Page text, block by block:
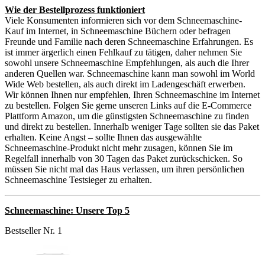
Wie der Bestellprozess funktioniert
Viele Konsumenten informieren sich vor dem Schneemaschine-
Kauf im Internet, in Schneemaschine Büchern oder befragen
Freunde und Familie nach deren Schneemaschine Erfahrungen. Es
ist immer ärgerlich einen Fehlkauf zu tätigen, daher nehmen Sie
sowohl unsere Schneemaschine Empfehlungen, als auch die Ihrer
anderen Quellen war. Schneemaschine kann man sowohl im World
Wide Web bestellen, als auch direkt im Ladengeschäft erwerben.
Wir können Ihnen nur empfehlen, Ihren Schneemaschine im Internet
zu bestellen. Folgen Sie gerne unseren Links auf die E-Commerce
Plattform Amazon, um die günstigsten Schneemaschine zu finden
und direkt zu bestellen. Innerhalb weniger Tage sollten sie das Paket
erhalten. Keine Angst – sollte Ihnen das ausgewählte
Schneemaschine-Produkt nicht mehr zusagen, können Sie im
Regelfall innerhalb von 30 Tagen das Paket zurückschicken. So
müssen Sie nicht mal das Haus verlassen, um ihren persönlichen
Schneemaschine Testsieger zu erhalten.
Schneemaschine: Unsere Top 5
Bestseller Nr. 1